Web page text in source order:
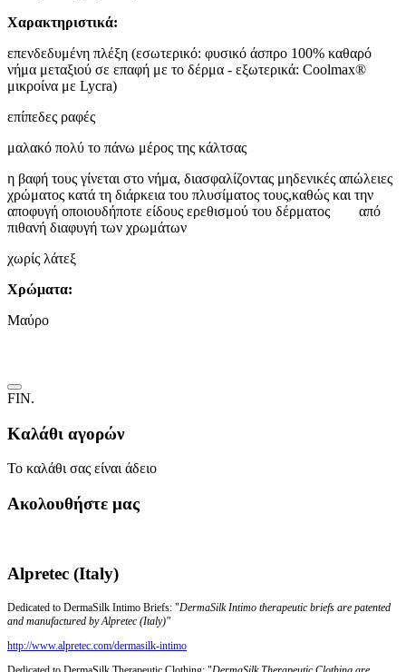
Χαρακτηριστικά:
επενδεδυμένη πλέξη (εσωτερικό: φυσικό άσπρο 100% καθαρό
νήμα μεταξιού σε επαφή με το δέρμα - εξωτερικά: Coolmax®
μικροίνα με Lycra)
επίπεδες ραφές
μαλακό πολύ το πάνω μέρος της κάλτσας
η βαφή τους γίνεται στο νήμα, διασφαλίζοντας μηδενικές απώλειες
χρώματος κατά τη διάρκεια του πλυσίματος τους,καθώς και την
αποφυγή οποιουδήποτε είδους ερεθισμού του δέρματος από
πιθανή διαφυγή των χρωμάτων
χωρίς λάτεξ
Χρώματα:
Mαύρο
FIN.
Καλάθι αγορών
Το καλάθι σας είναι άδειο
Ακολουθήστε μας
Alpretec (Italy)
Dedicated to DermaSilk Intimo Briefs: "DermaSilk Intimo therapeutic briefs are patented
and manufactured by Alpretec (Italy)"
http://www.alpretec.com/dermasilk-intimo